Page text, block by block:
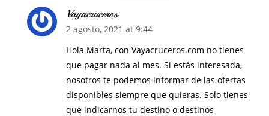
Vayacruceros
2 agosto, 2021 at 9:44
Hola Marta, con Vayacruceros.com no tienes
que pagar nada al mes. Si estás interesada,
nosotros te podemos informar de las ofertas
disponibles siempre que quieras. Solo tienes
que indicarnos tu destino o destinos